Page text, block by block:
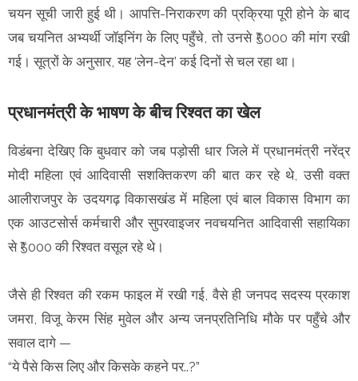
चयन सूची जारी हुई थी। आपत्ति-निराकरण की प्रक्रिया पूरी होने के बाद
जब चयनित अभ्यर्थी जॉइनिंग के लिए पहुँचे, तो उनसे ₹5000 की मांग रखी
गई। सूत्रों के अनुसार, यह ‘लेन-देन’ कई दिनों से चल रहा था।
प्रधानमंत्री के भाषण के बीच रिश्वत का खेल
विडंबना देखिए कि बुधवार को जब पड़ोसी धार जिले में प्रधानमंत्री नरेंद्र
मोदी महिला एवं आदिवासी सशक्तिकरण की बात कर रहे थे, उसी वक्त
आलीराजपुर के उदयगढ़ विकासखंड में महिला एवं बाल विकास विभाग का
एक आउटसोर्स कर्मचारी और सुपरवाइजर नवचयनित आदिवासी सहायिका
से ₹5000 की रिश्वत वसूल रहे थे।
जैसे ही रिश्वत की रकम फाइल में रखी गई, वैसे ही जनपद सदस्य प्रकाश
जमरा, विजू केरम सिंह मुवेल और अन्य जनप्रतिनिधि मौके पर पहुँचे और
सवाल दागे —
“ये पैसे किस लिए और किसके कहने पर..?”